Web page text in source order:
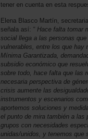
tener en cuenta en esta
Elena Blasco Martín,
señala así: “ Hace falta tomar
social llega a las personas
vulnerables, entre los que hay
Mínima Garantizada,
subsidio económico que
sobre todo, hace falta que las
necesaria perspectiva de
crisis aumente las
instrumentos y escenarios
aportemos soluciones y
el punto de mira también a las
grupos con necesidades
unidas/unidos, y tenemos que